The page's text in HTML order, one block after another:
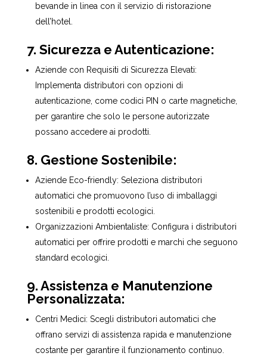
bevande in linea con il servizio di ristorazione
dell’hotel.
7. Sicurezza e Autenticazione:
Aziende con Requisiti di Sicurezza Elevati:
Implementa distributori con opzioni di
autenticazione, come codici PIN o carte magnetiche,
per garantire che solo le persone autorizzate
possano accedere ai prodotti.
8. Gestione Sostenibile:
Aziende Eco-friendly: Seleziona distributori
automatici che promuovono l’uso di imballaggi
sostenibili e prodotti ecologici.
Organizzazioni Ambientaliste: Configura i distributori
automatici per offrire prodotti e marchi che seguono
standard ecologici.
9. Assistenza e Manutenzione
Personalizzata:
Centri Medici: Scegli distributori automatici che
offrano servizi di assistenza rapida e manutenzione
costante per garantire il funzionamento continuo.